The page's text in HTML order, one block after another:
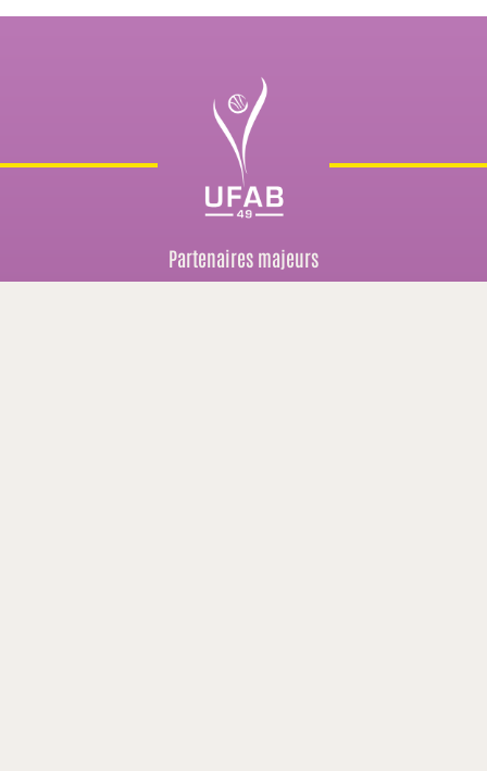
Partenaires majeurs